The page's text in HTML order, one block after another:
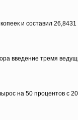
и составил
введение тремя
на 50 процентов c